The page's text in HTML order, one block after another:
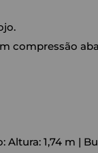
compressão
Altura: 1,74 m |